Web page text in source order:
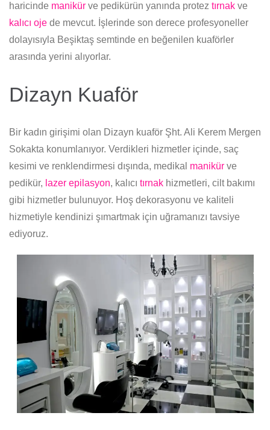
haricinde manikür ve pedikürün yanında protez tırnak ve
kalıcı oje de mevcut. İşlerinde son derece profesyoneller
dolayısıyla Beşiktaş semtinde en beğenilen kuaförler
arasında yerini alıyorlar.
Dizayn Kuaför
Bir kadın girişimi olan Dizayn kuaför Şht. Ali Kerem Mergen
Sokakta konumlanıyor. Verdikleri hizmetler içinde, saç
kesimi ve renklendirmesi dışında, medikal manikür ve
pedikür, lazer epilasyon, kalıcı tırnak hizmetleri, cilt bakımı
gibi hizmetler bulunuyor. Hoş dekorasyonu ve kaliteli
hizmetiyle kendinizi şımartmak için uğramanızı tavsiye
ediyoruz.